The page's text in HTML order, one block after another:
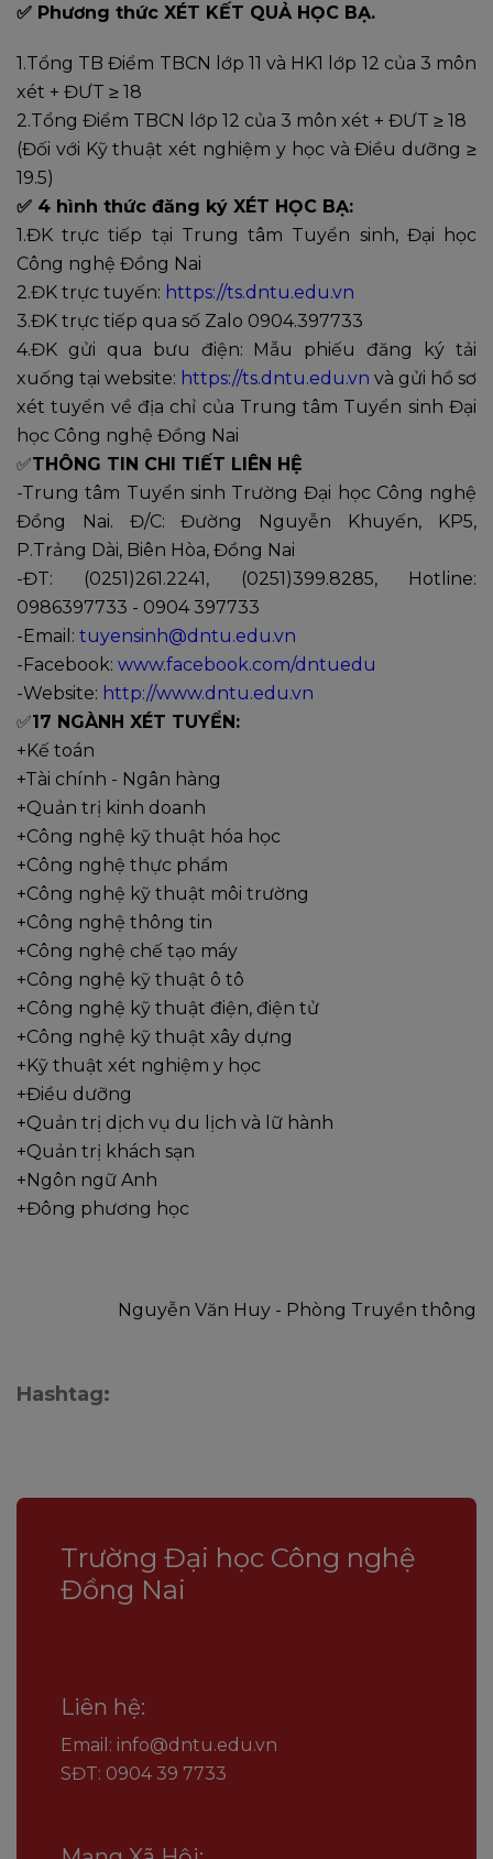
✅ Phương thức XÉT KẾT QUẢ HỌC BẠ.
1.Tổng TB Điểm TBCN lớp 11 và HK1 lớp 12 của 3 môn
xét + ĐƯT ≥ 18
2.Tổng Điểm TBCN lớp 12 của 3 môn xét + ĐƯT ≥ 18
(Đối với Kỹ thuật xét nghiệm y học và Điều dưỡng ≥
19.5)
✅ 4 hình thức đăng ký XÉT HỌC BẠ:
1.ĐK trực tiếp tại Trung tâm Tuyển sinh, Đại học
Công nghệ Đồng Nai
2.ĐK trực tuyến: https://ts.dntu.edu.vn
3.ĐK trực tiếp qua số Zalo 0904.397733
4.ĐK gửi qua bưu điện: Mẫu phiếu đăng ký tải
xuống tại website: https://ts.dntu.edu.vn và gửi hồ sơ
xét tuyển về địa chỉ của Trung tâm Tuyển sinh Đại
học Công nghệ Đồng Nai
✅THÔNG TIN CHI TIẾT LIÊN HỆ
-Trung tâm Tuyển sinh Trường Đại học Công nghệ
Đồng Nai. Đ/C: Đường Nguyễn Khuyến, KP5,
P.Trảng Dài, Biên Hòa, Đồng Nai
-ĐT: (0251)261.2241, (0251)399.8285, Hotline:
0986397733 - 0904 397733
-Email: tuyensinh@dntu.edu.vn
-Facebook: www.facebook.com/dntuedu
-Website: http://www.dntu.edu.vn
✅17 NGÀNH XÉT TUYỂN:
+Kế toán
+Tài chính - Ngân hàng
+Quản trị kinh doanh
+Công nghệ kỹ thuật hóa học
+Công nghệ thực phẩm
+Công nghệ kỹ thuật môi trường
+Công nghệ thông tin
+Công nghệ chế tạo máy
+Công nghệ kỹ thuật ô tô
+Công nghệ kỹ thuật điện, điện tử
+Công nghệ kỹ thuật xây dựng
+Kỹ thuật xét nghiệm y học
+Điều dưỡng
+Quản trị dịch vụ du lịch và lữ hành
+Quản trị khách sạn
+Ngôn ngữ Anh
+Đông phương học
Nguyễn Văn Huy - Phòng Truyền thông
Hashtag:
Trường Đại học Công nghệ
Đồng Nai
Liên hệ:
Email: info@dntu.edu.vn
SĐT: 0904 39 7733